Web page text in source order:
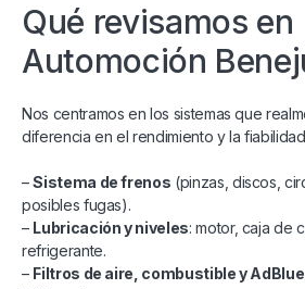
Qué revisamos en
Automoción
Nos centramos en los sistemas que
diferencia en el rendimiento y la
–Sistema de frenos (pinzas, discos,
posibles fugas).
– Lubricación y niveles: motor, caja de
refrigerante.
– Filtros de aire, combustible y AdBlue